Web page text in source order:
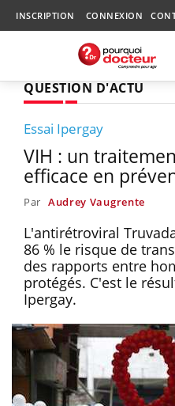
INSCRIPTION CONNEXION
QUESTION D'ACTU
Essai Ipergay
VIH : un
efficace en
Par Audrey Vaugrente
L'antirétroviral
86 % le risque de
des rapports entre
protégés. C'est le
Ipergay.